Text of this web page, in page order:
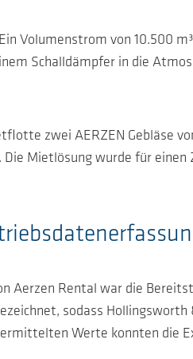
Volumenstrom von 10.500
Schalldämpfer in die
zwei AERZEN Gebläse
Mietlösung wurde für
Aerzen Rental war die
sodass
Werte konnten die